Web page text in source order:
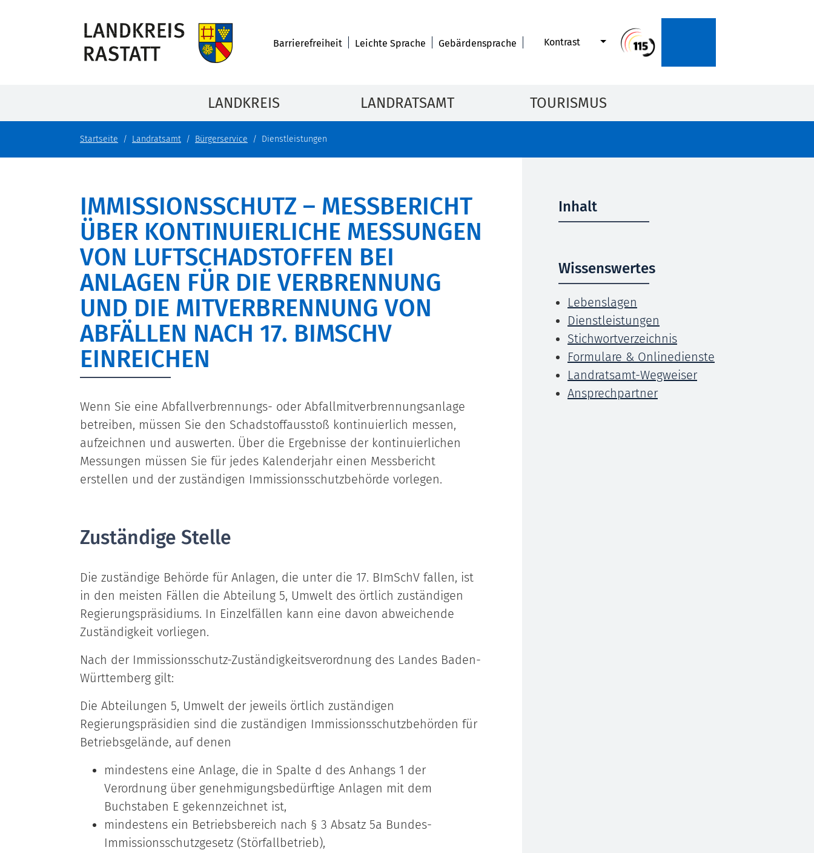
Barrierefreiheit Leichte Sprache Gebärdensprache Kontrast
LANDKREIS LANDRATSAMT TOURISMUS
Startseite Landratsamt Bürgerservice Dienstleistungen
IMMISSIONSSCHUTZ – MESSBERICHT
ÜBER KONTINUIERLICHE MESSUNGEN
VON LUFTSCHADSTOFFEN BEI
ANLAGEN FÜR DIE VERBRENNUNG
UND DIE MITVERBRENNUNG VON
ABFÄLLEN NACH 17. BIMSCHV
EINREICHEN
Wenn Sie eine Abfallverbrennungs- oder Abfallmitverbrennungsanlage
betreiben, müssen Sie den Schadstoffausstoß kontinuierlich messen,
aufzeichnen und auswerten. Über die Ergebnisse der kontinuierlichen
Messungen müssen Sie für jedes Kalenderjahr einen Messbericht
erstellen und der zuständigen Immissionsschutzbehörde vorlegen.
Zuständige Stelle
Die zuständige Behörde für Anlagen, die unter die 17. BImSchV fallen, ist
in den meisten Fällen die Abteilung 5, Umwelt des örtlich zuständigen
Regierungspräsidiums. In Einzelfällen kann eine davon abweichende
Zuständigkeit vorliegen.
Nach der Immissionsschutz-Zuständigkeitsverordnung des Landes Baden-
Württemberg gilt:
Die Abteilungen 5, Umwelt der jeweils örtlich zuständigen
Regierungspräsidien sind die zuständigen Immissionsschutzbehörden für
Betriebsgelände, auf denen
mindestens eine Anlage, die in Spalte d des Anhangs 1 der
Verordnung über genehmigungsbedürftige Anlagen mit dem
Buchstaben E gekennzeichnet ist,
mindestens ein Betriebsbereich nach § 3 Absatz 5a Bundes-
Immissionsschutzgesetz (Störfallbetrieb),
Inhalt
Wissenswertes
Lebenslagen
Dienstleistungen
Stichwortverzeichnis
Formulare & Onlinedienste
Landratsamt-Wegweiser
Ansprechpartner